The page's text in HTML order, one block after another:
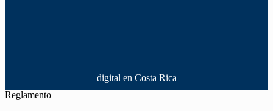
digital en Costa Rica
Reglamento